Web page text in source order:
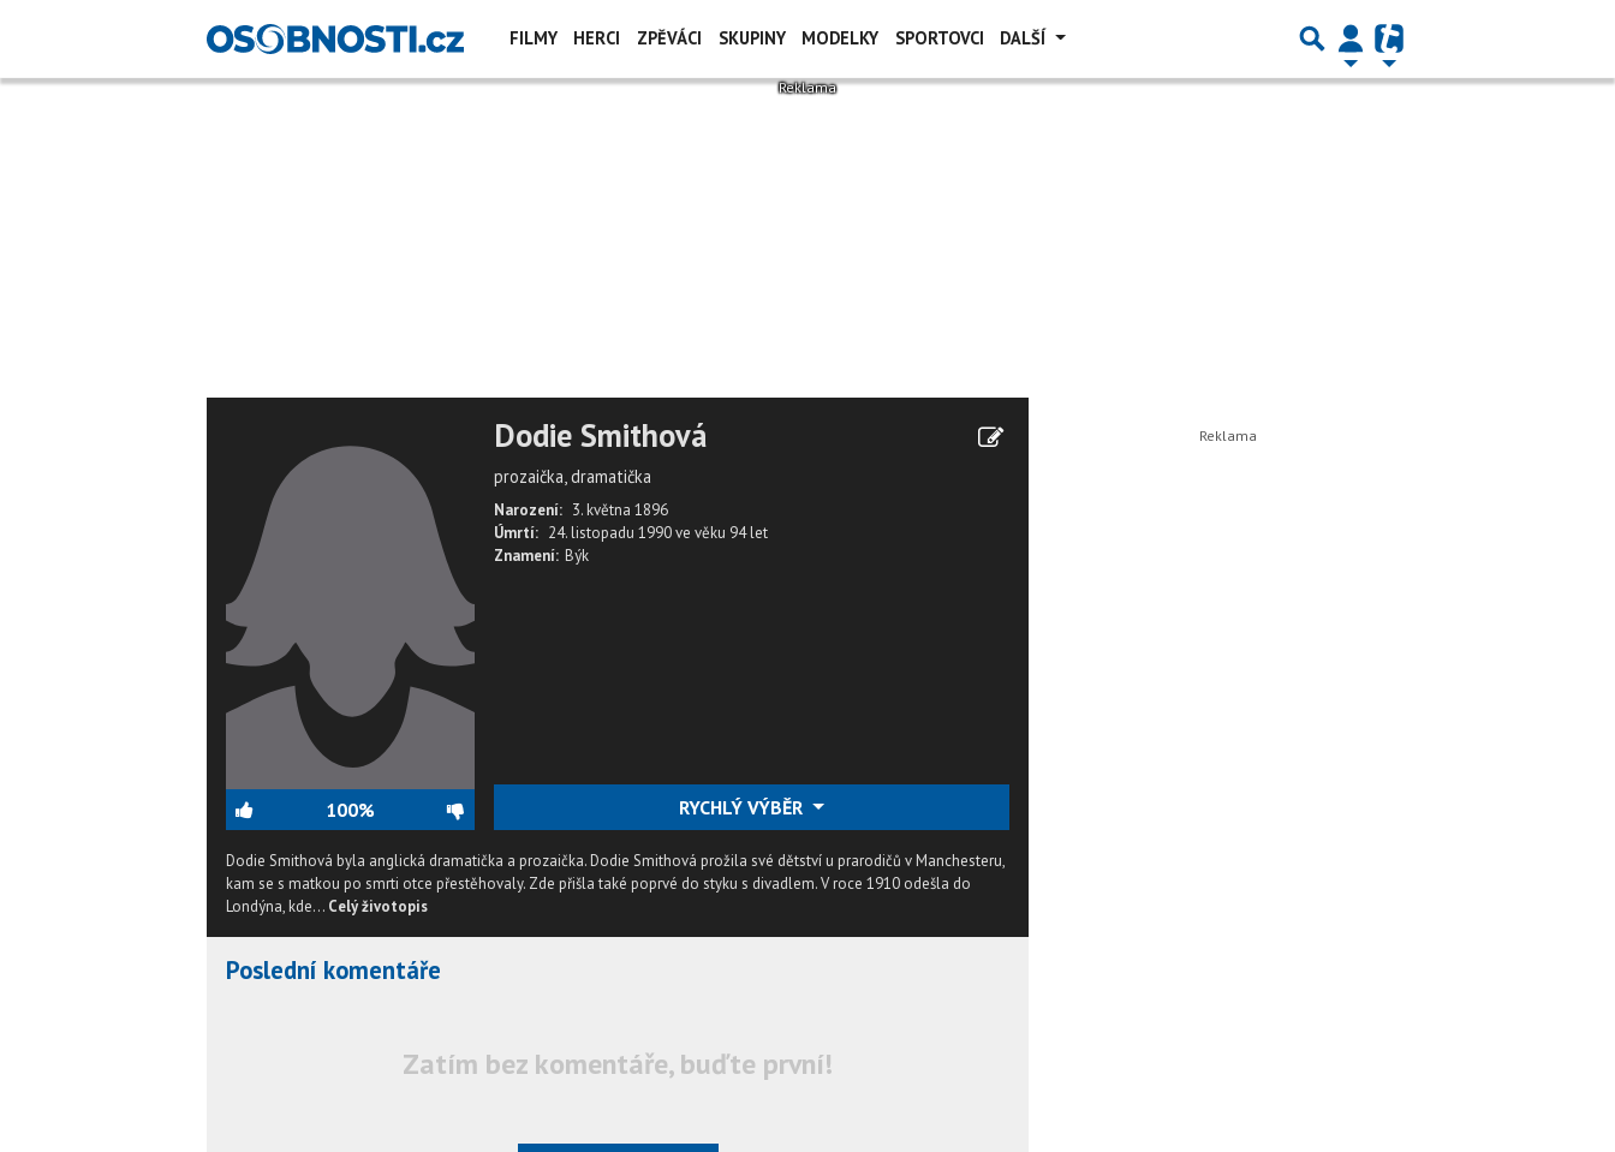
FILMY HERCI ZPĚVÁCI SKUPINY MODELKY SPORTOVCI DALŠÍ
100%
Dodie Smithová
prozaička, dramatička
Narození: 3. května 1896
Úmrtí: 24. listopadu 1990ve věku 94 let
Znamení: Býk
RYCHLÝ VÝBĚR
Dodie Smithová byla anglická dramatička a prozaička. Dodie Smithová prožila své dětství u prarodičů v Manchesteru,
kam se s matkou po smrti otce přestěhovaly. Zde přišla také poprvé do styku s divadlem. V roce 1910 odešla do
Londýna, kde... Celý životopis
Poslední komentáře
Zatím bez komentáře, buďte první!